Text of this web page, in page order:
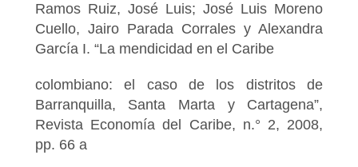
Ramos Ruiz, José Luis; José Luis Moreno
Cuello, Jairo Parada Corrales y Alexandra
García I. “La mendicidad en el Caribe
colombiano: el caso de los distritos de
Barranquilla, Santa Marta y Cartagena”,
Revista Economía del Caribe, n.° 2, 2008,
pp. 66 a